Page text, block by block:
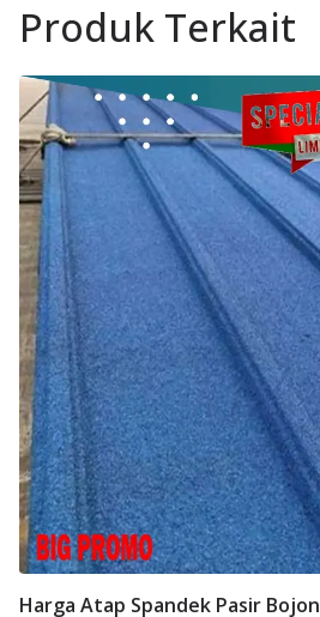
Produk Terkait
Harga Atap Spandek Pasir